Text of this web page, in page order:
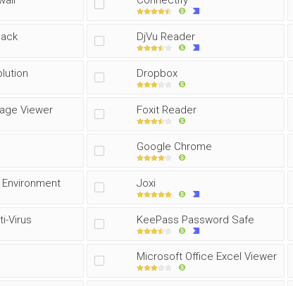
DjVu Reader
Dropbox
Viewer Foxit Reader
Google Chrome
Joxi
Virus KeePass Password Safe
Microsoft Office Excel Viewer